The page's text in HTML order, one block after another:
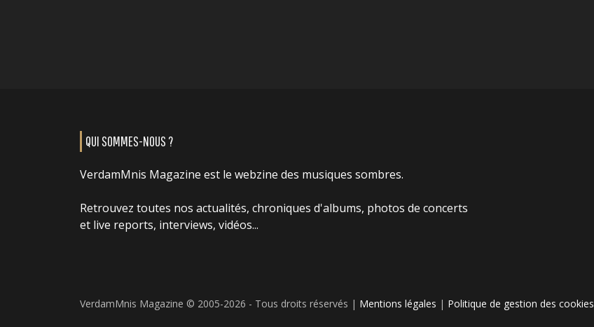
QUI SOMMES-NOUS ?
VerdamMnis Magazine est le webzine des musiques sombres.
Retrouvez toutes nos actualités, chroniques d'albums, photos de concerts
et live reports, interviews, vidéos...
VerdamMnis Magazine © 2005-2026 - Tous droits réservés | Mentions légales | Politique de gestion des cookies